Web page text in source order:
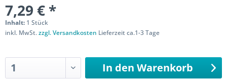
7,29 € *
Inhalt: 1 Stück
inkl. MwSt.zzgl. Versandkosten Lieferzeit ca.1-3 Tage
In den Warenkorb